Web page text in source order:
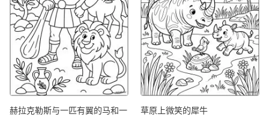
赫拉克勒斯与一匹有翼的马和一
草原上微笑的犀牛